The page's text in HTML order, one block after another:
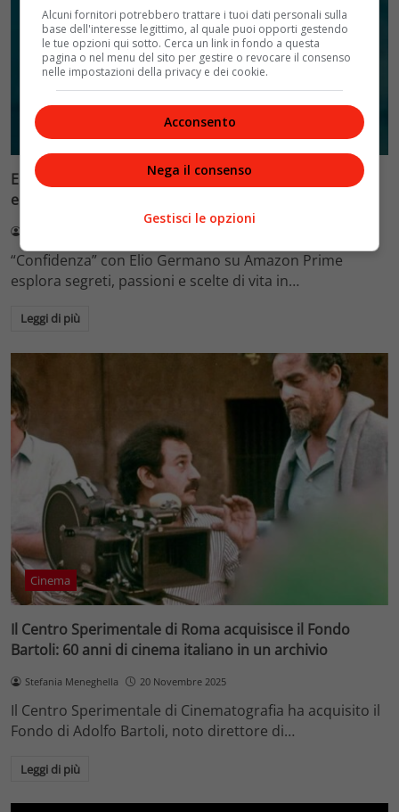
Cinema
Elio Germano, su Amazon Prime il film che ti farà
emozionare e riflettere
“Confidenza” con Elio Germano su Amazon Prime
esplora segreti, passioni e scelte di vita in…
Leggi di più
Cinema
Il Centro Sperimentale di Roma acquisisce il Fondo
Bartoli: 60 anni di cinema italiano in un archivio
Stefania Meneghella 20 Novembre 2025
Il Centro Sperimentale di Cinematografia ha acquisito il
Fondo di Adolfo Bartoli, noto direttore di…
Leggi di più
Alcuni fornitori potrebbero trattare i tuoi dati personali sulla
base dell'interesse legittimo, al quale puoi opporti gestendo
le tue opzioni qui sotto. Cerca un link in fondo a questa
pagina o nel menu del sito per gestire o revocare il consenso
nelle impostazioni della privacy e dei cookie.
Acconsento
Nega il consenso
Gestisci le opzioni